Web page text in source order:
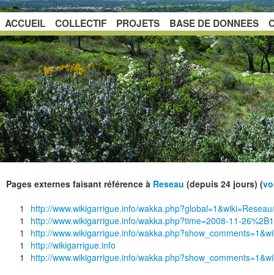
ACCUEIL COLLECTIF PROJETS BASE DE DONNEES
Pages externes faisant référence à Reseau (depuis 24 jours) (
1
http://www.wikigarrigue.info/
1
http://www.wikigarrigue.info/wakka.php?time=2008-11-
1
http://www.wikigarrigue.info/
1
http://wikigarrigue.info
1
http://www.wikigarrigue.info/